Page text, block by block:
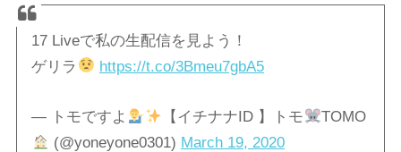
17 Liveで私の生配信を見よう！
ゲリラ
https://t.co/3Bmeu7gbA5
— トモですよ 【イチナナID 】トモ
TOMO
(@yoneyone0301) March 19, 2020